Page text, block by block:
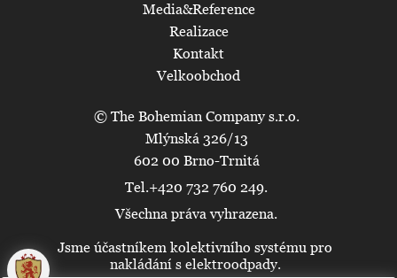
© The Bohemian Company s.r.o.
Mlýnská 326/13
602 00 Brno-Trnitá
Tel.+420 732 760 249.
Všechna práva vyhrazena.
Media&Reference
Realizace
Kontakt
Velkoobchod
Jsme účastníkem kolektivního systému pro
nakládání s elektroodpady.
🍪